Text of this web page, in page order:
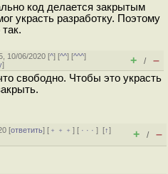
код делается закрытым
украсть разработку. Поэтому
10/06/2020 [^] [^^] [^^^]
] + / –
свободно. Чтобы это украсть
[ответить] [ ﹢﹢﹢] [ · · ·][↑]
+ / –